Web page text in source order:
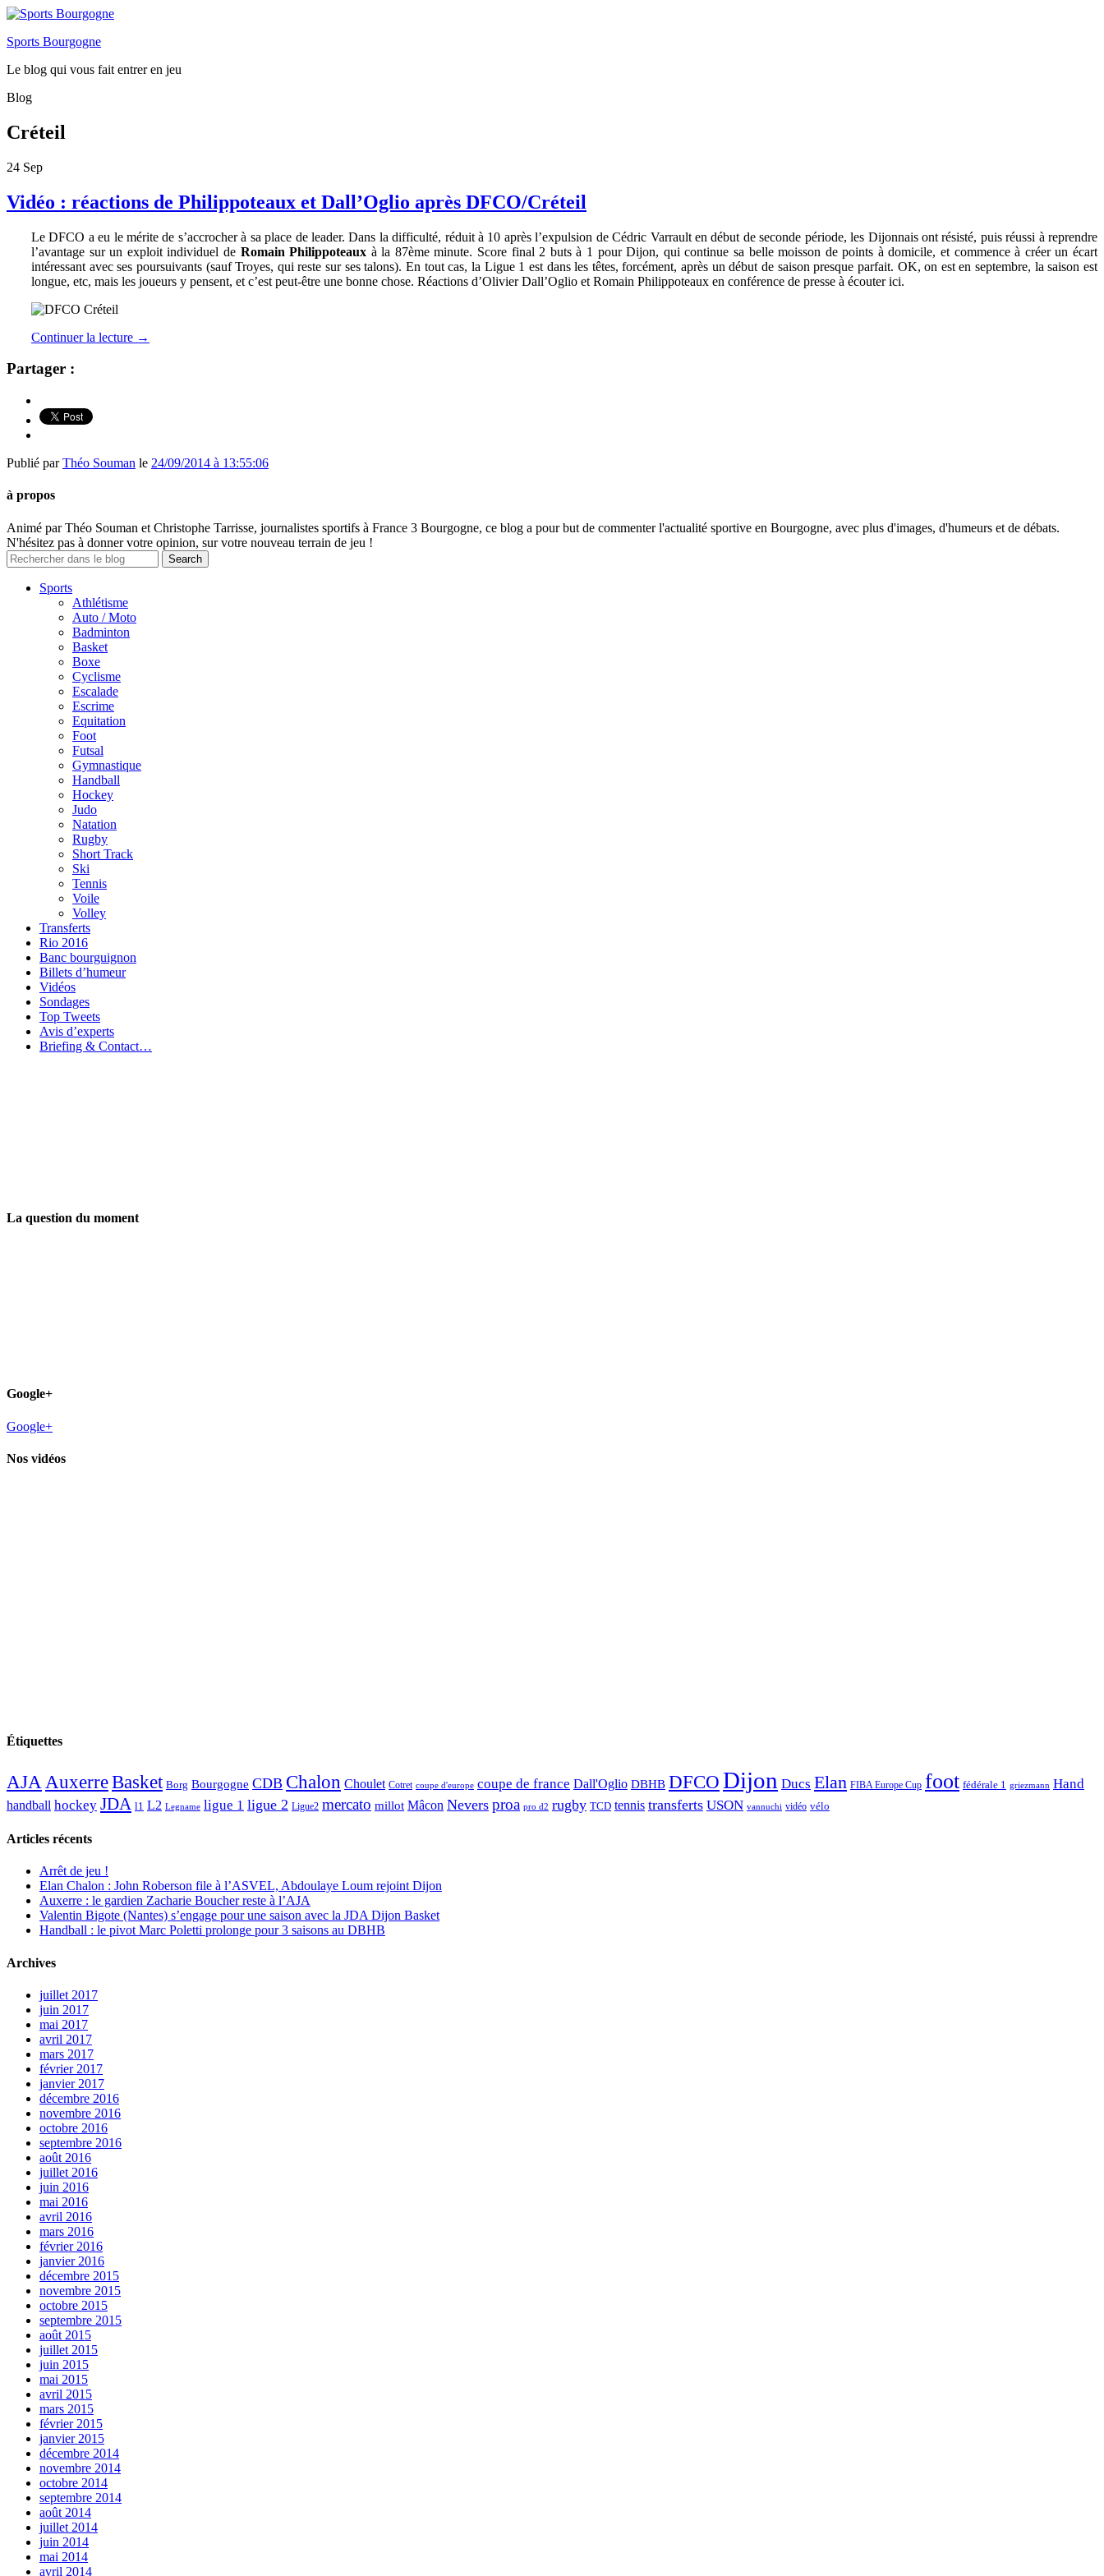
Sports Bourgogne
Le blog qui vous fait entrer en jeu
Blog
Créteil
24 Sep
Vidéo : réactions de Philippoteaux et Dall’Oglio après DFCO/Créteil
Le DFCO a eu le mérite de s’accrocher à sa place de leader. Dans la difficulté, réduit à 10 après l’expulsion de Cédric Varrault en début de seconde période, les Dijonnais ont résisté, puis réussi à reprendre
l’avantage sur un exploit individuel de Romain Philippoteaux à la 87ème minute. Score final 2 buts à 1 pour Dijon, qui continue sa belle moisson de points à domicile, et commence à créer un écart
intéressant avec ses poursuivants (sauf Troyes, qui reste sur ses talons). En tout cas, la Ligue 1 est dans les têtes, forcément, après un début de saison presque parfait. OK, on est en septembre, la saison est
longue, etc, mais les joueurs y pensent, et c’est peut-être une bonne chose. Réactions d’Olivier Dall’Oglio et Romain Philippoteaux en conférence de presse à écouter ici.
Continuer la lecture →
Partager :
Publié parThéo Souman le 24/09/2014 à 13:55:06
à propos
Animé par Théo Souman et Christophe Tarrisse, journalistes sportifs à France 3 Bourgogne, ce blog a pour but de commenter l'actualité sportive en Bourgogne, avec plus d'images, d'humeurs et de débats.
N'hésitez pas à donner votre opinion, sur votre nouveau terrain de jeu !
Sports
Athlétisme
Auto / Moto
Badminton
Basket
Boxe
Cyclisme
Escalade
Escrime
Equitation
Foot
Futsal
Gymnastique
Handball
Hockey
Judo
Natation
Rugby
Short Track
Ski
Tennis
Voile
Volley
Transferts
Rio 2016
Banc bourguignon
Billets d’humeur
Vidéos
Sondages
Top Tweets
Avis d’experts
Briefing & Contact…
La question du moment
Google+
Google+
Nos vidéos
Étiquettes
AJA AuxerreBasket Borg Bourgogne CDB Chalon Choulet Cotret coupe d'europe coupe de france Dall'Oglio DBHB DFCODijon Ducs Elan FIBA Europe Cup foot fédérale 1 griezmann Hand
handball hockey JDA l1 L2 Legname ligue 1 ligue 2 Ligue2 mercato millot Mâcon Nevers proa pro d2 rugby TCD tennis transferts USON vannuchi vidéo vélo
Articles récents
Arrêt de jeu !
Elan Chalon : John Roberson file à l’ASVEL, Abdoulaye Loum rejoint Dijon
Auxerre : le gardien Zacharie Boucher reste à l’AJA
Valentin Bigote (Nantes) s’engage pour une saison avec la JDA Dijon Basket
Handball : le pivot Marc Poletti prolonge pour 3 saisons au DBHB
Archives
juillet 2017
juin 2017
mai 2017
avril 2017
mars 2017
février 2017
janvier 2017
décembre 2016
novembre 2016
octobre 2016
septembre 2016
août 2016
juillet 2016
juin 2016
mai 2016
avril 2016
mars 2016
février 2016
janvier 2016
décembre 2015
novembre 2015
octobre 2015
septembre 2015
août 2015
juillet 2015
juin 2015
mai 2015
avril 2015
mars 2015
février 2015
janvier 2015
décembre 2014
novembre 2014
octobre 2014
septembre 2014
août 2014
juillet 2014
juin 2014
mai 2014
avril 2014